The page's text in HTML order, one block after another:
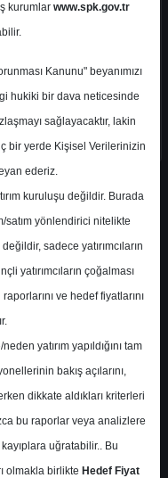
160,00 ₺(%-17.48)
101,40 ₺(%-47.71)
130,70 ₺
%-32.59
End. Paralel Get.
1
kurumlar www.spk.gov.tr
Kanunu" beyanımızı
hukiki bir dava neticesinde
sağlayacaktır, lakin
bir yerde Kişisel Verilerinizin
ederiz.
kuruluşu değildir. Burada
satım yönlendirici nitelikte
sadece yatırımcıların
yatırımcıların çoğalması
ve hedef fiyatlarını
yatırım yapıldığını tam
bakış açılarını,
dikkate aldıkları kriterleri
bu raporlar veya analizlere
uğratabilir.. Bu
olmakla birlikte Hedef Fiyat